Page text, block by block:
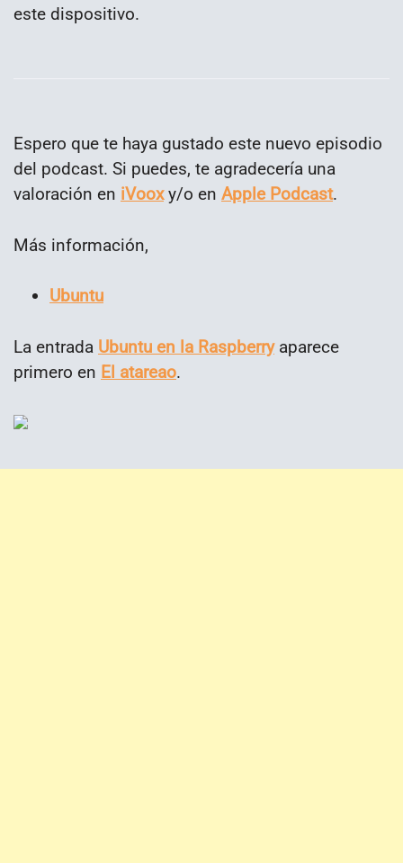
este dispositivo.
Espero que te haya gustado este nuevo episodio
del podcast. Si puedes, te agradecería una
valoración en iVooxy/o en Apple Podcast.
Más información,
Ubuntu
La entrada Ubuntu en la Raspberryaparece
primero en El atareao.